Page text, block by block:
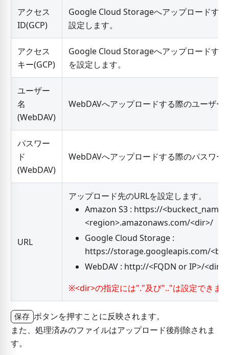
アクセス
ID(GCP)
Google Cloud Storageへアップロードす
設定します。
アクセス
キー(GCP)
Google Cloud Storageへアップロードす
を設定します。
ユーザー
名
(WebDAV)
WebDAVへアップロードする際のユーザー
パスワー
ド
(WebDAV)
WebDAVへアップロードする際のパスワー
URL
アップロード先のURLを設定します。
Amazon S3 : https://<buckect_name
<region>.amazonaws.com/<dir>/
Google Cloud Storage :
https://storage.googleapis.com/<
WebDAV : http://<FQDN or IP>/<dir
※<dir>の指定には"."及び".."は設定できま
保存 ボタンを押すことに反映されます。
また、処理済みのファイルはアップロード後削除されま
す。